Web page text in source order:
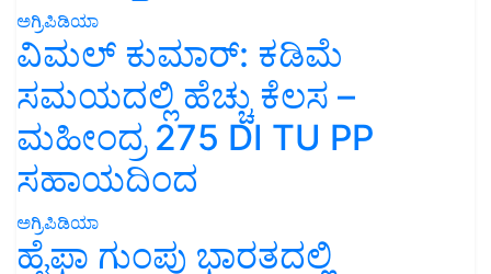
ಅಗ್ರಿಪಿಡಿಯಾ
ವಿಮಲ್ ಕುಮಾರ್: ಕಡಿಮೆ
ಸಮಯದಲ್ಲಿ ಹೆಚ್ಚು ಕೆಲಸ –
ಮಹೀಂದ್ರ 275 DI TU PP
ಸಹಾಯದಿಂದ
ಅಗ್ರಿಪಿಡಿಯಾ
ಹೈಫಾ ಗುಂಪು ಭಾರತದಲ್ಲಿ